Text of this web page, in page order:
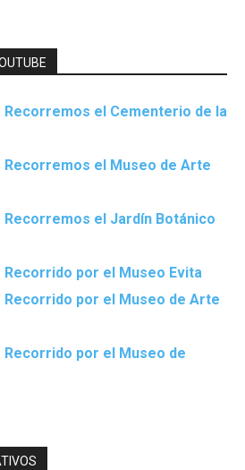
- Recorremos el Cementerio de la
- Recorremos el Museo de Arte
- Recorremos el Jardín Botánico
- Recorrido por el Museo Evita
- Recorrido por el Museo de Arte
- Recorrido por el Museo de